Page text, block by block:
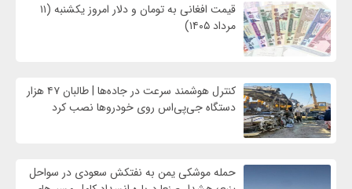
قیمت افغانی به تومان و دلار امروز یکشنبه (۱۱
مرداد ۱۴۰۵)
کنترل هوشمند سرعت در جاده‌ها | طالبان ۴۷ هزار
دستگاه جی‌پی‌اس روی خودروها نصب کرد
حمله موشکی یمن به نفتکش سعودی در سواحل